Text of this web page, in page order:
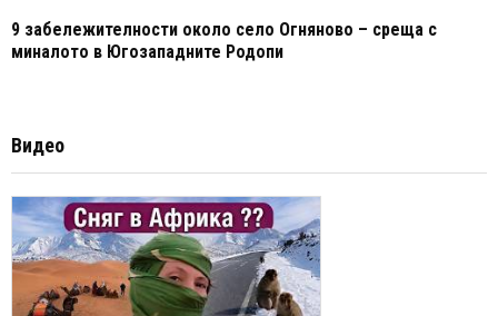
9 забележителности около село Огняново – среща с
миналото в Югозападните Родопи
Видео